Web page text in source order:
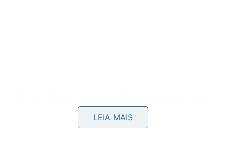
maravilhosa e muito econômica. Acompanhe todo o
processo detalhado diretamente no canal
LEIA MAIS